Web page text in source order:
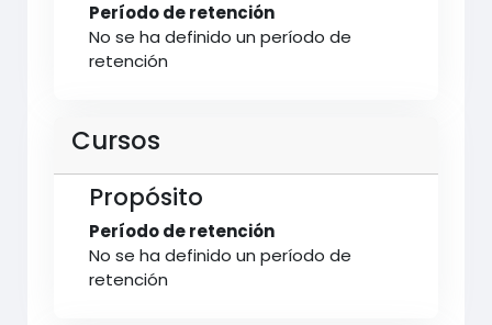
Período de retención
No se ha definido un período de
retención
Cursos
Propósito
Período de retención
No se ha definido un período de
retención